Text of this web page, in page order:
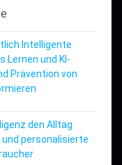
Intelligente
Lernen und KI-
Prävention von
den Alltag
personalisierte